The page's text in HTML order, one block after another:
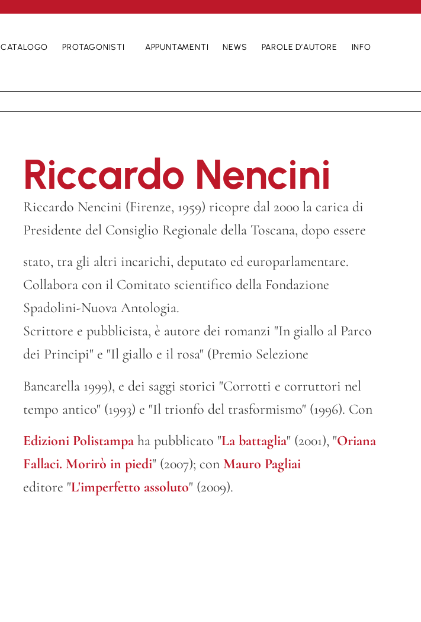
CATALOGO PROTAGONISTI APPUNTAMENTI NEWS PAROLE D’AUTORE INFO
Riccardo Nencini
Riccardo Nencini (Firenze, 1959) ricopre dal 2000 la carica di
Presidente del Consiglio Regionale della Toscana, dopo essere
stato, tra gli altri incarichi, deputato ed europarlamentare.
Collabora con il Comitato scientifico della Fondazione
Spadolini-Nuova Antologia.
Scrittore e pubblicista, è autore dei romanzi "In giallo al Parco
dei Principi" e "Il giallo e il rosa" (Premio Selezione
Bancarella 1999), e dei saggi storici "Corrotti e corruttori nel
tempo antico" (1993) e "Il trionfo del trasformismo" (1996). Con
Edizioni Polistampa ha pubblicato "La battaglia" (2001), "Oriana
Fallaci. Morirò in piedi" (2007); con Mauro Pagliai
editore "L'imperfetto assoluto" (2009).